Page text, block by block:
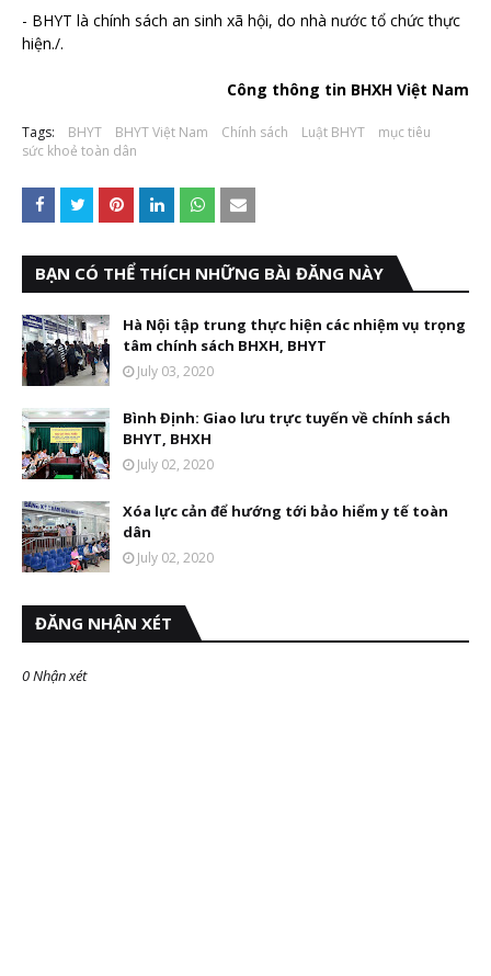
- BHYT là chính sách an sinh xã hội, do nhà nước tổ chức thực
hiện./.
Công thông tin BHXH Việt Nam
Tags: BHYT BHYT Việt Nam Chính sách Luật BHYT
mục tiêu
sức khoẻ toàn dân
BẠN CÓ THỂ THÍCH NHỮNG BÀI ĐĂNG NÀY
Hà Nội tập trung thực hiện các nhiệm vụ trọng
tâm chính sách BHXH, BHYT
July 03, 2020
Bình Định: Giao lưu trực tuyến về chính sách
BHYT, BHXH
July 02, 2020
Xóa lực cản để hướng tới bảo hiểm y tế toàn
dân
July 02, 2020
ĐĂNG NHẬN XÉT
0 Nhận xét